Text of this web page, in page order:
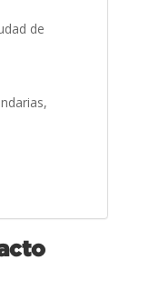
de